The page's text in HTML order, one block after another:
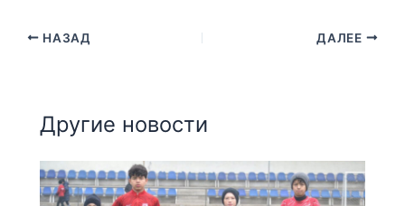
НАЗАД ДАЛЕЕ
Другие новости